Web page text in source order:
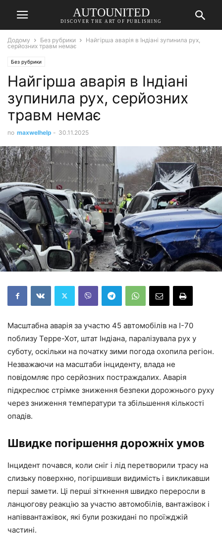
AUTOUNITED
DISCOVER THE ART OF PUBLISHING
Додому Без рубрики
Найгірша аварія в Індіані зупинила рух,
серйозних травм немає
Без рубрики
Найгірша аварія в Індіані
зупинила рух, серйозних
травм немає
по maxwelhelp - 30.11.2025
Масштабна аварія за участю 45 автомобілів на I-70
поблизу Терре-Хот, штат Індіана, паралізувала рух у
суботу, оскільки на початку зими погода охопила регіон.
Незважаючи на масштаби інциденту, влада не
повідомляє про серйозних постраждалих. Аварія
підкреслює стрімке зниження безпеки дорожнього руху
через зниження температури та збільшення кількості
опадів.
Швидке погіршення дорожніх умов
Інцидент почався, коли сніг і лід перетворили трасу на
слизьку поверхню, погіршивши видимість і викликавши
перші замети. Ці перші зіткнення швидко переросли в
ланцюгову реакцію за участю автомобілів, вантажівок і
напіввантажівок, які були розкидані по проїжджій
частині.